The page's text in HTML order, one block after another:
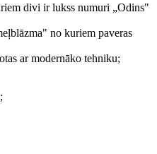
divi ir lukss numuri „Odins"
no kuriem paveras
ar modernāko tehniku;